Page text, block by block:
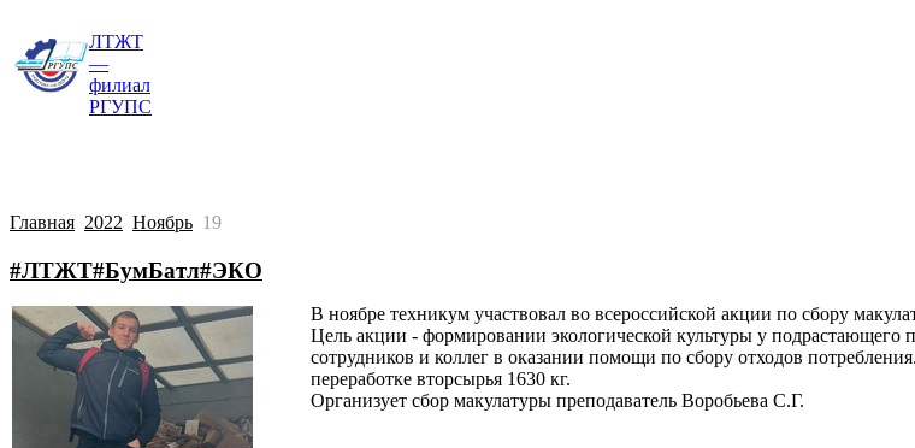
ЛТЖТ
—
филиал
РГУПС
Главная 2022 Ноябрь 19
#ЛТЖТ#БумБатл#ЭКО
В ноябре техникум участвовал во всероссийской акции по сбору
Цель акции - формировании экологической культуры у подрастающего
сотрудников и коллег в оказании помощи по сбору отходов
переработке вторсырья 1630 кг.
Организует сбор макулатуры преподаватель Воробьева С.Г.